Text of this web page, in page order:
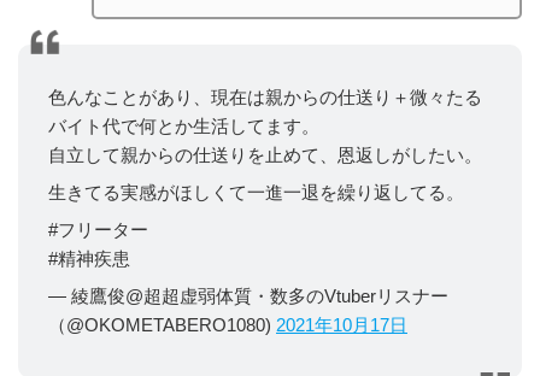
色んなことがあり、現在は親からの仕送り＋微々たる
バイト代で何とか生活してます。
自立して親からの仕送りを止めて、恩返しがしたい。
生きてる実感がほしくて一進一退を繰り返してる。
#フリーター
#精神疾患
— 綾鷹俊@超超虚弱体質・数多のVtuberリスナー
（@OKOMETABERO1080) 2021年10月17日